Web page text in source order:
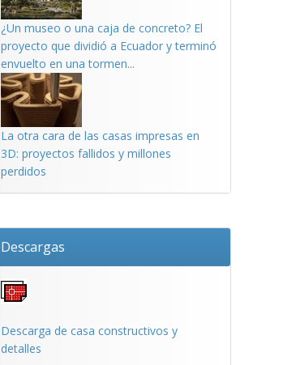
¿Un museo o una caja de concreto? El
proyecto que dividió a Ecuador y terminó
envuelto en una tormen...
La otra cara de las casas impresas en
3D: proyectos fallidos y millones
perdidos
Descargas
Descarga de casa constructivos y
detalles